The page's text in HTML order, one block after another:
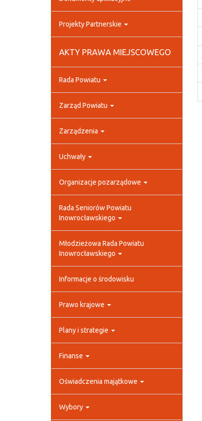
Projekty Partnerskie
AKTY PRAWA MIEJSCOWEGO
Rada Powiatu
Zarząd Powiatu
Zarządzenia
Uchwały
Organizacje pozarządowe
Rada Seniorów Powiatu
Inowrocławskiego
Młodzieżowa Rada Powiatu
Inowrocławskiego
Informacje o środowisku
Prawo krajowe
Plany i strategie
Finanse
Oświadczenia majątkowe
Wybory